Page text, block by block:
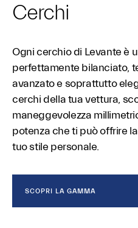
Cerchi
Ogni cerchio di Levante è
perfettamente bilanciato,
avanzato e soprattutto
cerchi della tua vettura,
maneggevolezza
potenza che ti può offrire
tuo stile personale.
SCOPRI LA GAMMA